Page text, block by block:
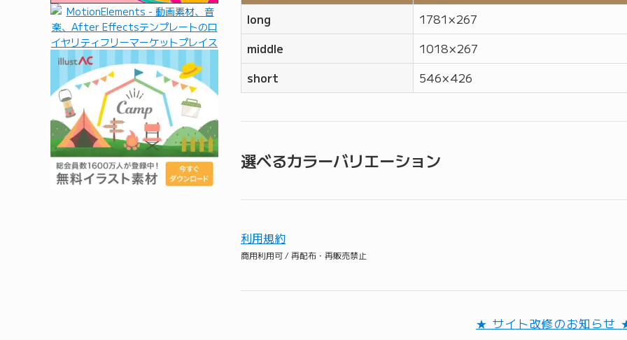
long
1781 × 267
middle
1018 × 267
short
546 × 426
選べるカラーバリエーション
利用規約
商用利用可 / 再配布・再販売禁止
★ サイト改修のお知らせ